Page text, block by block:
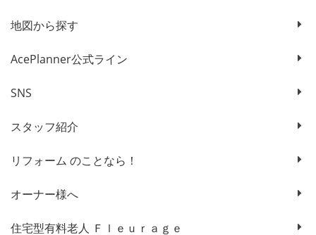
地図から探す
AcePlanner公式ライン
SNS
スタッフ紹介
リフォーム のことなら！
オーナー様へ
住宅型有料老人 Ｆｌｅｕｒａｇｅ